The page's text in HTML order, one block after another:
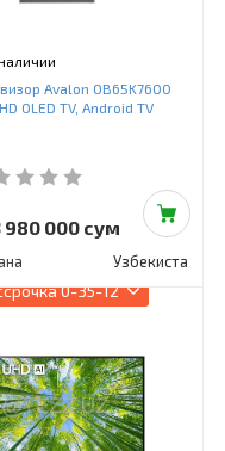
Avalon OB65K7600
OLED TV, Android TV
980 000 сум
Узбекистан
0-35-12